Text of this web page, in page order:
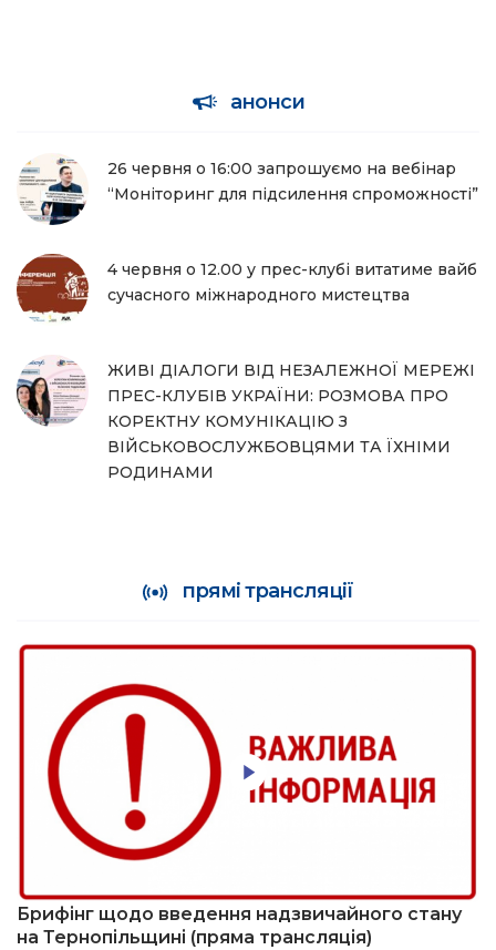
анонси
26 червня о 16:00 запрошуємо на вебінар
“Моніторинг для підсилення спроможності”
4 червня о 12.00 у прес-клубі витатиме вайб
сучасного міжнародного мистецтва
ЖИВІ ДІАЛОГИ ВІД НЕЗАЛЕЖНОЇ МЕРЕЖІ
ПРЕС-КЛУБІВ УКРАЇНИ: РОЗМОВА ПРО
КОРЕКТНУ КОМУНІКАЦІЮ З
ВІЙСЬКОВОСЛУЖБОВЦЯМИ ТА ЇХНІМИ
РОДИНАМИ
прямі трансляції
Брифінг щодо введення надзвичайного стану
на Тернопільщині (пряма трансляція)